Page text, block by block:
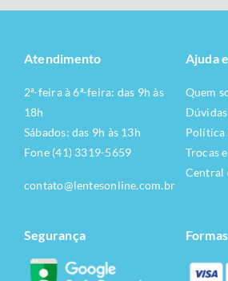
Atendimento
2ª-feira à 6ª-feira: das 9h às
18h
Sábados: das 9h às 13h
Fone (41) 3319-5659
contato@lentesonline.com.br
Ajuda
Quem
Política
Trocas
Central
Segurança